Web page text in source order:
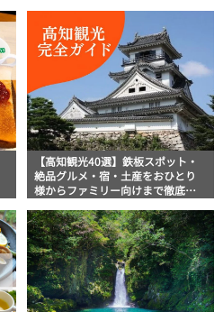
【高知観光40選】鉄板スポット・
絶品グルメ・宿・土産をおひとり
様からファミリー向けまで徹底解